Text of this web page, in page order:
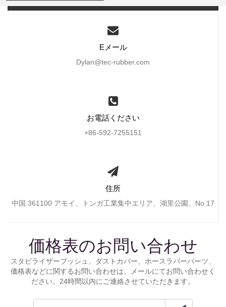
Eメール
Dylan@tec-rubber.com
お電話ください
+86-592-7255151
住所
中国 361100 アモイ、トンガ工業集中エリア、湖里公園、No.17
価格表のお問い合わせ
スタビライザーブッシュ、ダストカバー、ホースラバーパーツ、
価格表などに関するお問い合わせは、メールにてお問い合わせく
ださい。24時間以内にご連絡させていただきます。